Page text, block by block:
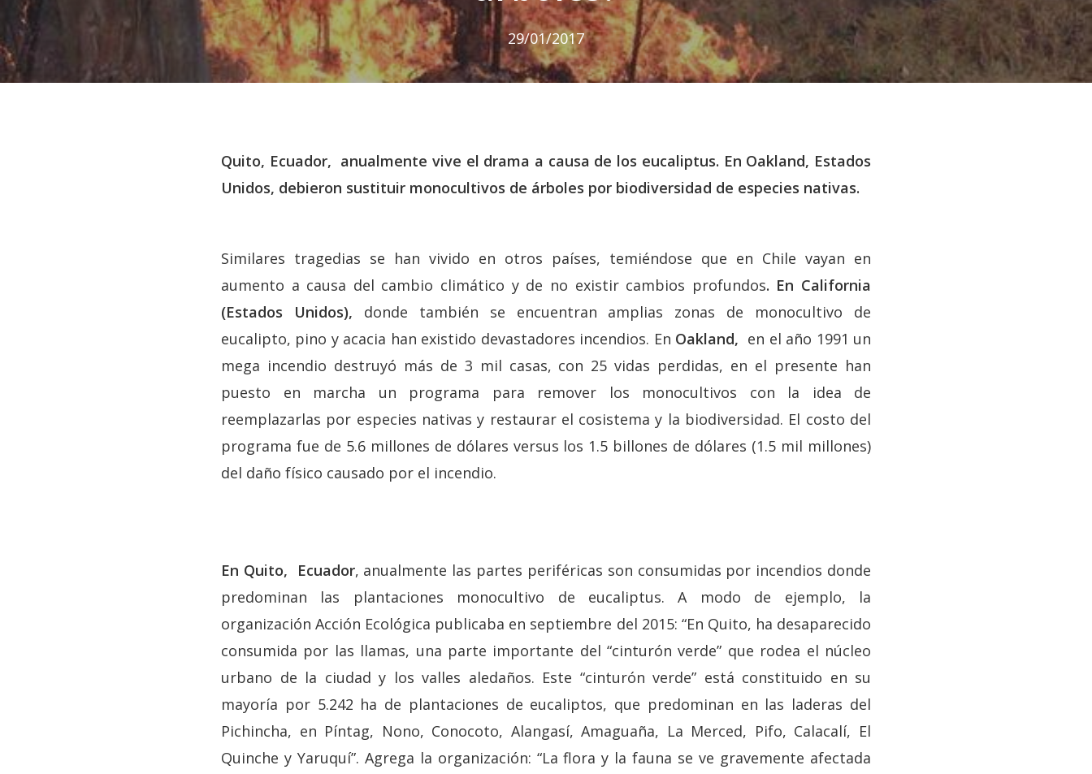
Hit enter to search or ESC to close
29/01/2017
Quito, Ecuador, anualmente vive el drama a causa de los eucaliptus. En Oakland, Estados
Unidos, debieron sustituir monocultivos de árboles por biodiversidad de especies nativas.
Similares tragedias se han vivido en otros países, temiéndose que en Chile vayan en
aumento a causa del cambio climático y de no existir cambios profundos. En California
(Estados Unidos), donde también se encuentran amplias zonas de monocultivo de
eucalipto, pino y acacia han existido devastadores incendios. En Oakland, en el año 1991 un
mega incendio destruyó más de 3 mil casas, con 25 vidas perdidas, en el presente han
puesto en marcha un programa para remover los monocultivos con la idea de
reemplazarlas por especies nativas y restaurar el cosistema y la biodiversidad. El costo del
programa fue de 5.6 millones de dólares versus los 1.5 billones de dólares (1.5 mil millones)
del daño físico causado por el incendio.
En Quito, Ecuador, anualmente las partes periféricas son consumidas por incendios donde
predominan las plantaciones monocultivo de eucaliptus. A modo de ejemplo, la
organización Acción Ecológica publicaba en septiembre del 2015: “En Quito, ha desaparecido
consumida por las llamas, una parte importante del “cinturón verde” que rodea el núcleo
urbano de la ciudad y los valles aledaños. Este “cinturón verde” está constituido en su
mayoría por 5.242 ha de plantaciones de eucaliptos, que predominan en las laderas del
Pichincha, en Píntag, Nono, Conocoto, Alangasí, Amaguaña, La Merced, Pifo, Calacalí, El
Quinche y Yaruquí”. Agrega la organización: “La flora y la fauna se ve gravemente afectada